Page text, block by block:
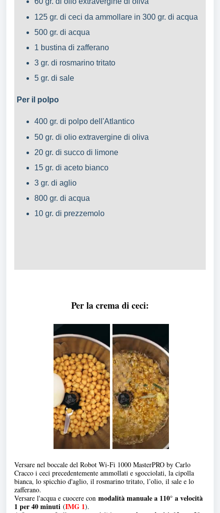
125 gr. di ceci da ammollare in 300 gr. di acqua
500 gr. di acqua
1 bustina di zafferano
3 gr. di rosmarino tritato
5 gr. di sale
Per il polpo
400 gr. di polpo dell'Atlantico
50 gr. di olio extravergine di oliva
20 gr. di succo di limone
15 gr. di aceto bianco
3 gr. di aglio
800 gr. di acqua
10 gr. di prezzemolo
Per la crema di ceci:
Versare nel boccale del Robot Wi-Fi 1000 MasterPRO by Carlo
Cracco i ceci precedentemente ammollati e sgocciolati, la cipolla
bianca, lo spicchio d'aglio, il rosmarino tritato, l’olio, il sale e lo
zafferano.
Versare l'acqua e cuocere con modalità manuale a 110° a velocità
1 per 40 minuti (IMG 1).